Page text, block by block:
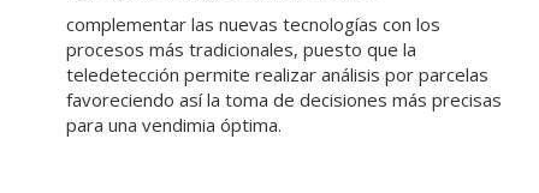
complementar las nuevas tecnologías con los
procesos más tradicionales, puesto que la
teledetección permite realizar análisis por parcelas
favoreciendo así la toma de decisiones más precisas
para una vendimia óptima.